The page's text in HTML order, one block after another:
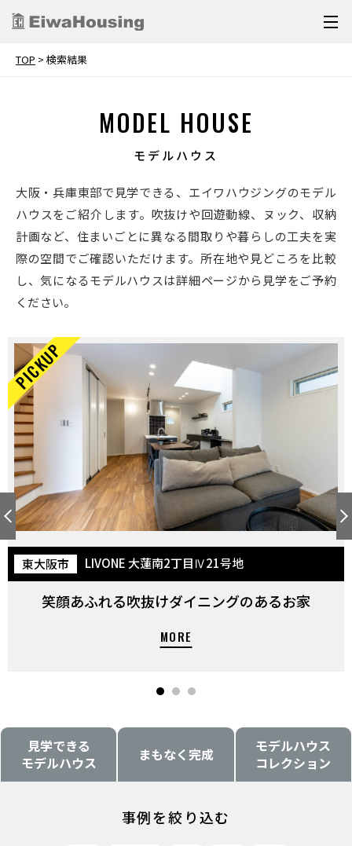
TOP > 検索結果
MODEL HOUSE
モデルハウス
大阪・兵庫東部で見学できる、エイワハウジングのモデル
ハウスをご紹介します。吹抜けや回遊動線、ヌック、収納
計画など、住まいごとに異なる間取りや暮らしの工夫を実
際の空間でご確認いただけます。所在地や見どころを比較
し、気になるモデルハウスは詳細ページから見学をご予約
ください。
東大阪市 LIVONE 大蓮南2丁目Ⅳ21号地
笑顔あふれる吹抜けダイニングのあるお家
見学できる
モデルハウス
まもなく完成
モデルハウス
コレクション
事例を絞り込む